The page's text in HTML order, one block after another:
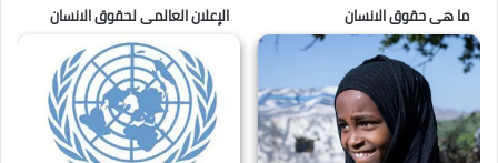
ما هى حقوق الانسان الإعلان العالمى لحقوق الانسان